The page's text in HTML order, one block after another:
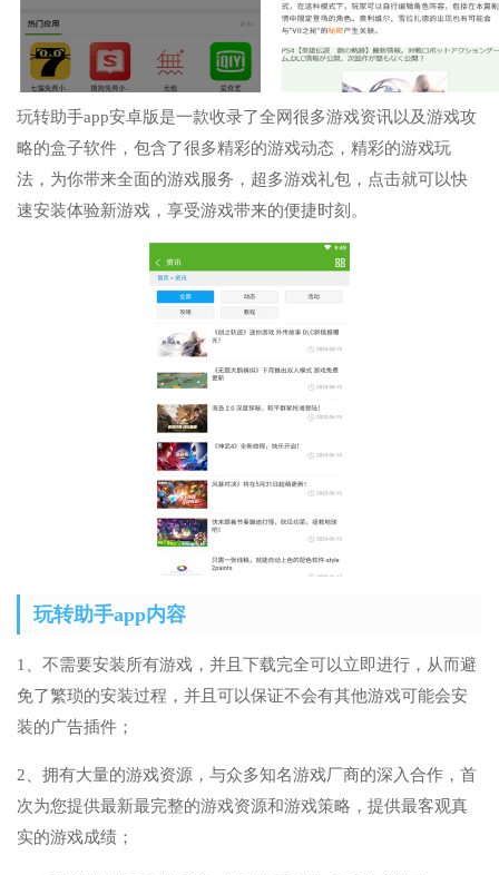
玩转助手app安卓版是一款收录了全网很多游戏资讯以及游戏攻
略的盒子软件，包含了很多精彩的游戏动态，精彩的游戏玩
法，为你带来全面的游戏服务，超多游戏礼包，点击就可以快
速安装体验新游戏，享受游戏带来的便捷时刻。
玩转助手app内容
1、不需要安装所有游戏，并且下载完全可以立即进行，从而避
免了繁琐的安装过程，并且可以保证不会有其他游戏可能会安
装的广告插件；
2、拥有大量的游戏资源，与众多知名游戏厂商的深入合作，首
次为您提供最新最完整的游戏资源和游戏策略，提供最客观真
实的游戏成绩；